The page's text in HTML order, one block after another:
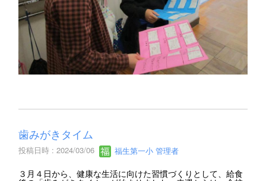
歯みがきタイム
投稿日時 : 2024/03/06 福生第一小 管理者
３月４日から、健康な生活に向けた習慣づくりとして、給食